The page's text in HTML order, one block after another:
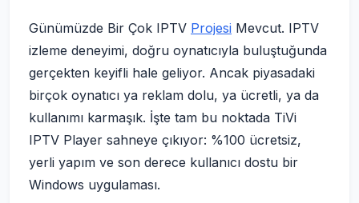
Günümüzde Bir Çok IPTV Projesi Mevcut. IPTV
izleme deneyimi, doğru oynatıcıyla buluştuğunda
gerçekten keyifli hale geliyor. Ancak piyasadaki
birçok oynatıcı ya reklam dolu, ya ücretli, ya da
kullanımı karmaşık. İşte tam bu noktada TiVi
IPTV Player sahneye çıkıyor: %100 ücretsiz,
yerli yapım ve son derece kullanıcı dostu bir
Windows uygulaması.